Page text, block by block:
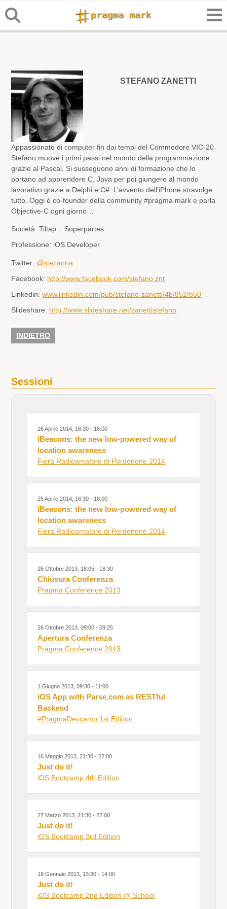
STEFANO ZANETTI
Appassionato di computer fin dai tempi del Commodore VIC-20
Stefano muove i primi passi nel mondo della programmazione
grazie al Pascal. Si susseguono anni di formazione che lo
portano ad apprendere C, Java per poi giungere al mondo
lavorativo grazie a Delphi e C#. L’avvento dell’iPhone stravolge
tutto. Oggi è co-founder della community #pragma mark e parla
Objective-C ogni giorno…
Società: Tiltap :: Superpartes
Professione: iOS Developer
Twitter: @stezanna
Facebook: http://www.facebook.com/stefano.znt
Linkedin: www.linkedin.com/pub/stefano-zanetti/4b/852/b50
Slideshare: http://www.slideshare.net/zanettistefano
INDIETRO
Sessioni
26 Aprile 2014, 16:30 - 18:00
iBeacons: the new low-powered way of
location awareness
Fiera Radioamatore di Pordenone 2014
25 Aprile 2014, 16:30 - 18:00
iBeacons: the new low-powered way of
location awareness
Fiera Radioamatore di Pordenone 2014
26 Ottobre 2013, 18:05 - 18:30
Chiusura Conferenza
Pragma Conference 2013
26 Ottobre 2013, 09:00 - 09:25
Apertura Conferenza
Pragma Conference 2013
1 Giugno 2013, 09:30 - 11:00
iOS App with Parse.com as RESTful
Backend
#PragmaDevcamp 1st Edition
16 Maggio 2013, 21:30 - 22:00
Just do it!
iOS Bootcamp 4th Edition
27 Marzo 2013, 21:30 - 22:00
Just do it!
iOS Bootcamp 3rd Edition
18 Gennaio 2013, 13:30 - 14:00
Just do it!
iOS Bootcamp 2nd Edition @ School